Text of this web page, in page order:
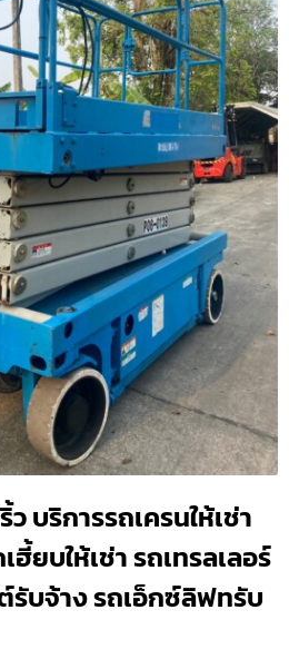
บริการรถเครนให้เช่า
ฮี้ยบให้เช่า รถเทรลเลอร์
รับจ้าง รถเอ็กซ์ลิฟทรับ